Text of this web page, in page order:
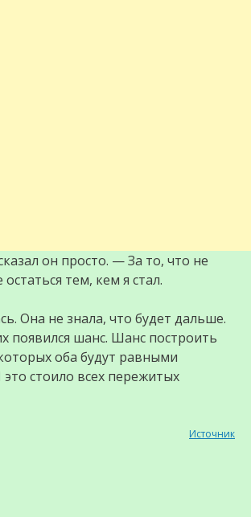
он просто. — За то, что не
тем, кем я стал.
Она не знала, что будет дальше.
появился шанс. Шанс построить
оба будут равными
стоило всех пережитых
Источник